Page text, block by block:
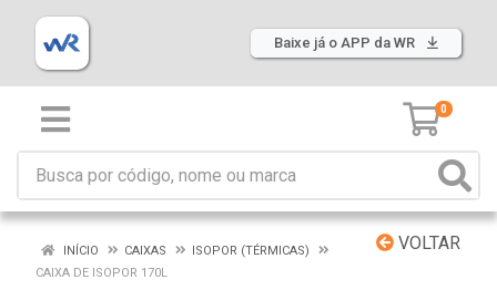
Baixe já o APP da WR
0
VOLTAR
INÍCIO CAIXAS
ISOPOR (TÉRMICAS)
CAIXA DE ISOPOR 170L